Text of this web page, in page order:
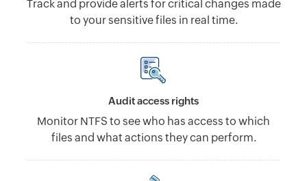
Track and provide alerts for critical changes made
to your sensitive files in real time.
Audit access rights
Monitor NTFS to see who has access to which
files and what actions they can perform.